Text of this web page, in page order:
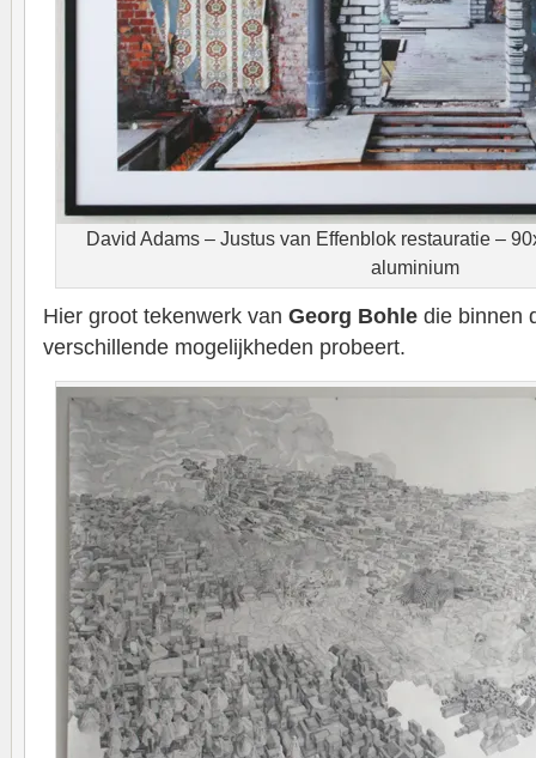
David Adams – Justus van Effenblok restauratie –
aluminium
Hier groot tekenwerk van Georg Bohle die binnen
verschillende mogelijkheden probeert.